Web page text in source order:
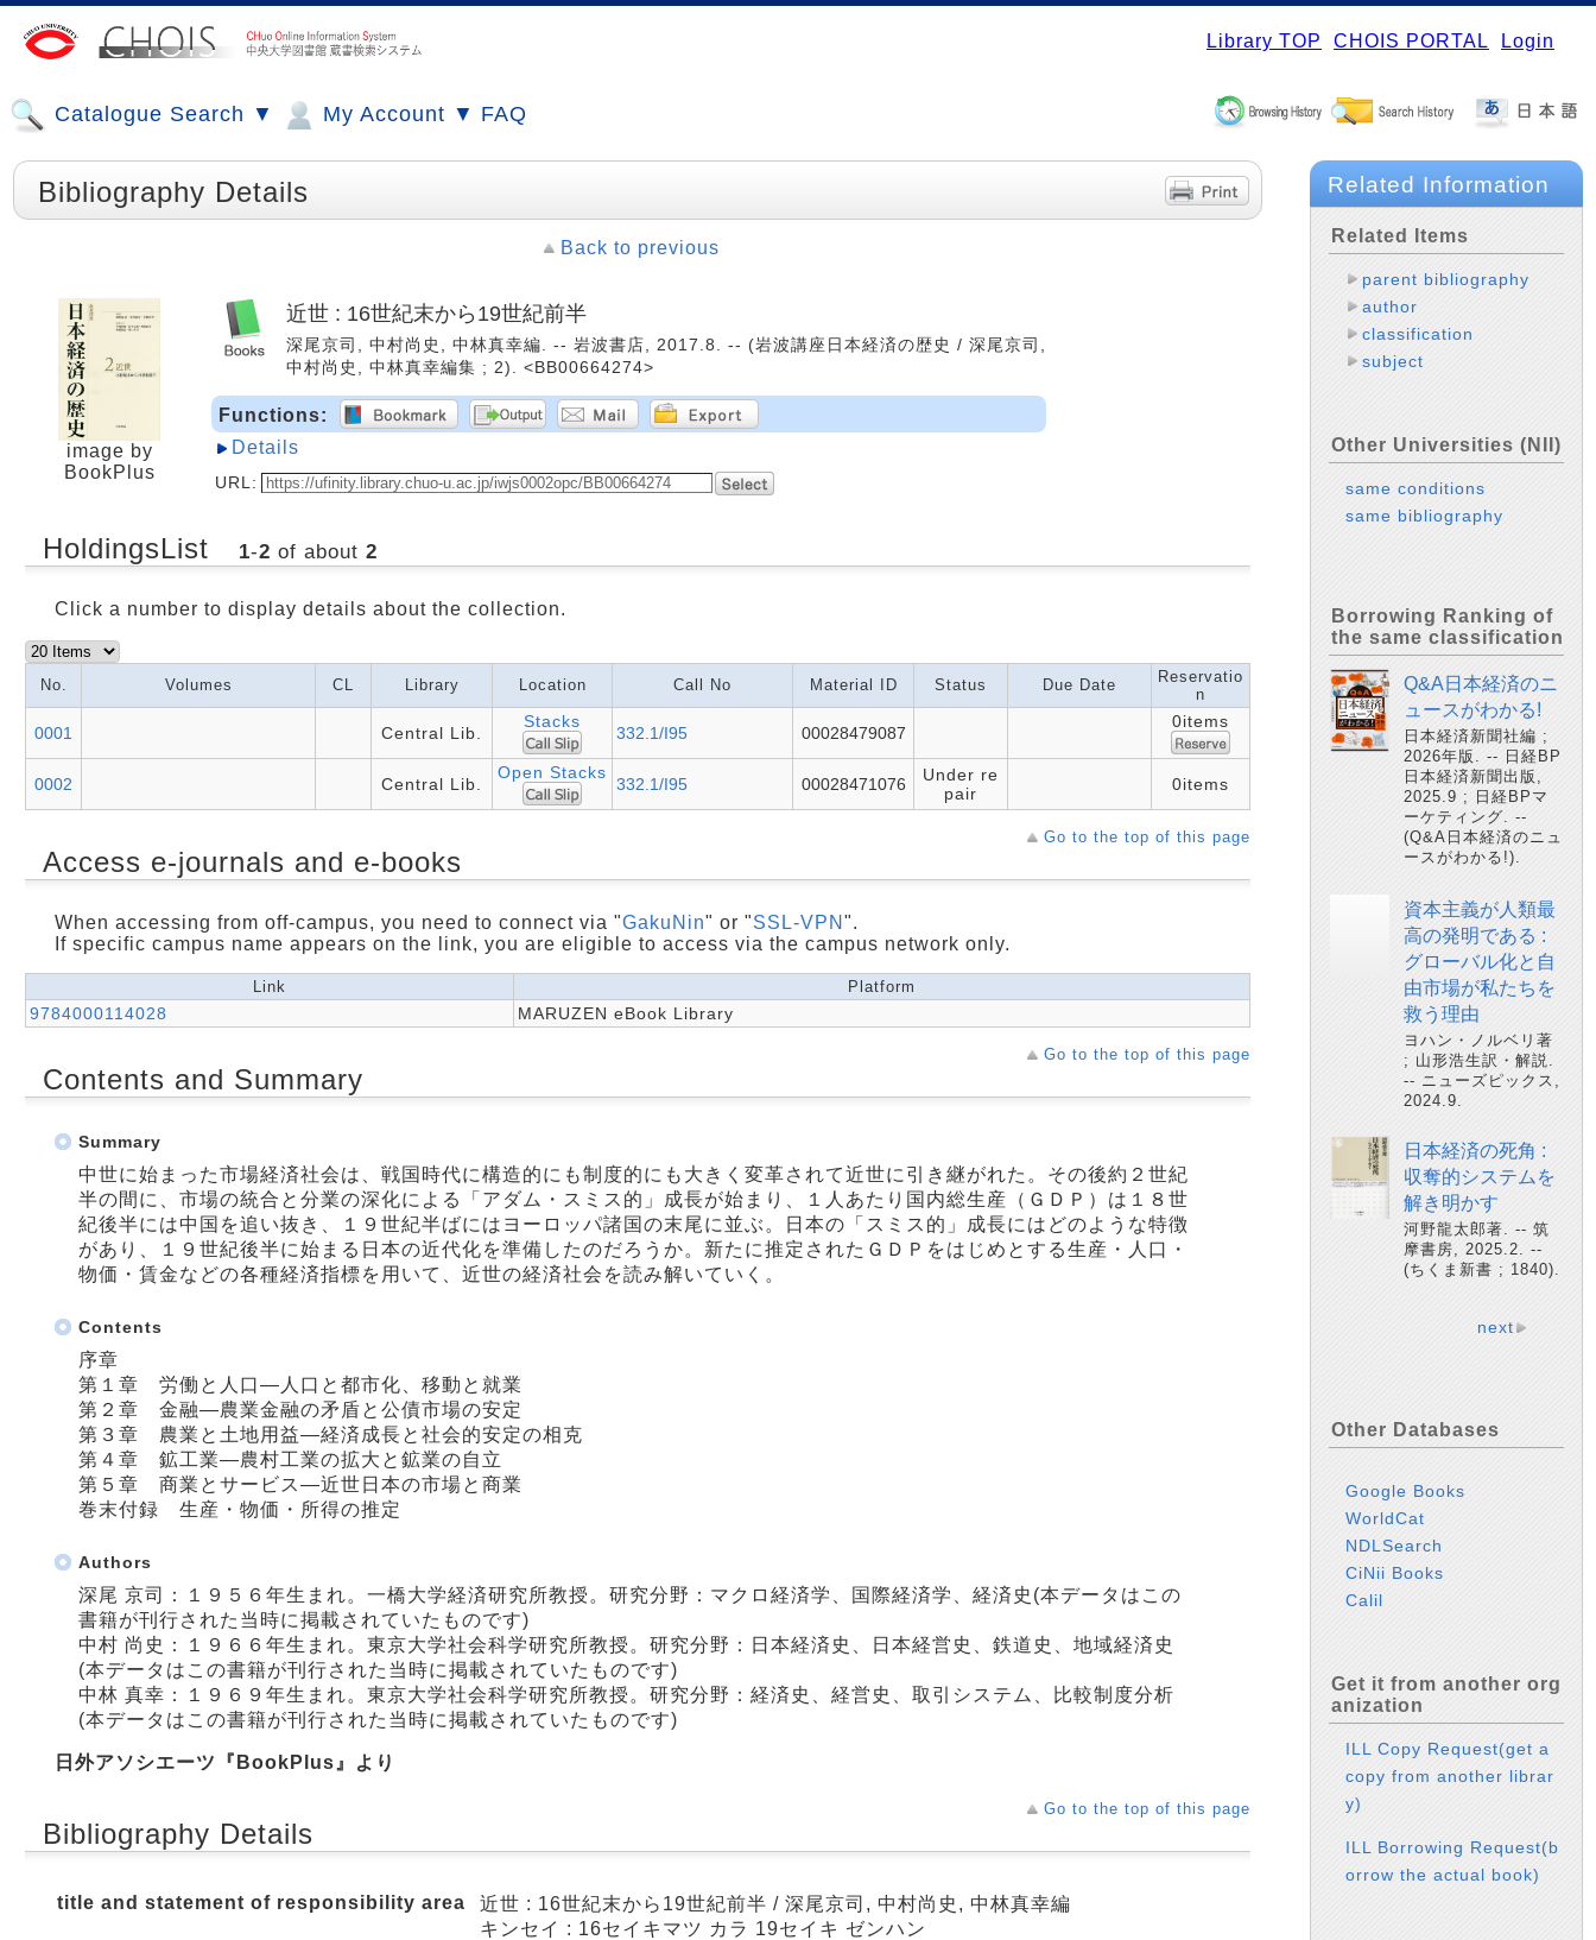
Library TOP CHOIS PORTAL Login
Catalogue Search ▼ My Account ▼ FAQ
Bibliography Details
Back to previous
image by
BookPlus
近世 : 16世紀末から19世紀前半
深尾京司, 中村尚史, 中林真幸編. -- 岩波書店, 2017.8. -- (岩波講座日本経済の歴史 / 深尾京司,
中村尚史, 中林真幸編集 ; 2). <BB00664274>
Functions:
Details
URL:
HoldingsList 1-2 of about 2
Click a number to display details about the collection.
No. Volumes CL Library Location Call No Material ID Status Due Date
Reservatio
n
0001 Central Lib.
Stacks
332.1/I95 00028479087
0items
0002 Central Lib.
Open Stacks
332.1/I95 00028471076
Under re
pair
0items
Go to the top of this page
Access e-journals and e-books
When accessing from off-campus, you need to connect via "GakuNin" or "SSL-VPN ".
If specific campus name appears on the link, you are eligible to access via the campus network only.
Link Platform
9784000114028 MARUZEN eBook Library
Go to the top of this page
Contents and Summary
Summary
中世に始まった市場経済社会は、戦国時代に構造的にも制度的にも大きく変革されて近世に引き継がれた。その後約２世紀
半の間に、市場の統合と分業の深化による「アダム・スミス的」成長が始まり、１人あたり国内総生産（ＧＤＰ）は１８世
紀後半には中国を追い抜き、１９世紀半ばにはヨーロッパ諸国の末尾に並ぶ。日本の「スミス的」成長にはどのような特徴
があり、１９世紀後半に始まる日本の近代化を準備したのだろうか。新たに推定されたＧＤＰをはじめとする生産・人口・
物価・賃金などの各種経済指標を用いて、近世の経済社会を読み解いていく。
Contents
序章
第１章 労働と人口―人口と都市化、移動と就業
第２章 金融―農業金融の矛盾と公債市場の安定
第３章 農業と土地用益―経済成長と社会的安定の相克
第４章 鉱工業―農村工業の拡大と鉱業の自立
第５章 商業とサービス―近世日本の市場と商業
巻末付録 生産・物価・所得の推定
Authors
深尾 京司：１９５６年生まれ。一橋大学経済研究所教授。研究分野：マクロ経済学、国際経済学、経済史(本データはこの
書籍が刊行された当時に掲載されていたものです)
中村 尚史：１９６６年生まれ。東京大学社会科学研究所教授。研究分野：日本経済史、日本経営史、鉄道史、地域経済史
(本データはこの書籍が刊行された当時に掲載されていたものです)
中林 真幸：１９６９年生まれ。東京大学社会科学研究所教授。研究分野：経済史、経営史、取引システム、比較制度分析
(本データはこの書籍が刊行された当時に掲載されていたものです)
日外アソシエーツ『BookPlus』より
Go to the top of this page
Bibliography Details
title and statement of responsibility area
近世 : 16世紀末から19世紀前半 / 深尾京司, 中村尚史, 中林真幸編
キンセイ : 16セイキマツ カラ 19セイキ ゼンハン
Related Information
Related Items
parent bibliography
author
classification
subject
Other Universities (NII)
same conditions
same bibliography
Borrowing Ranking of
the same classification
Q&A日本経済のニ
ュースがわかる!
日本経済新聞社編 ;
2026年版. -- 日経BP
日本経済新聞出版,
2025.9 ; 日経BPマ
ーケティング. --
(Q&A日本経済のニュ
ースがわかる!).
資本主義が人類最
高の発明である :
グローバル化と自
由市場が私たちを
救う理由
ヨハン・ノルベリ著
; 山形浩生訳・解説.
-- ニューズピックス,
2024.9.
日本経済の死角 :
収奪的システムを
解き明かす
河野龍太郎著. -- 筑
摩書房, 2025.2. --
(ちくま新書 ; 1840).
next
Other Databases
Google Books
WorldCat
NDLSearch
CiNii Books
Calil
Get it from another org
anization
ILL Copy Request(get a
copy from another librar
y)
ILL Borrowing Request(b
orrow the actual book)